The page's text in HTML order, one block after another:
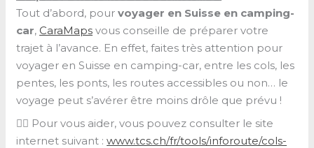
Tout d’abord, pourvoyager en Suisse en camping-
car, CaraMaps vous conseille de préparer votre
trajet à l’avance. En effet, faites très attention pour
voyager en Suisse en camping-car, entre les cols, les
pentes, les ponts, les routes accessibles ou non… le
voyage peut s’avérer être moins drôle que prévu !
👉🏼 Pour vous aider, vous pouvez consulter le site
internet suivant :www.tcs.ch/fr/tools/inforoute/cols-